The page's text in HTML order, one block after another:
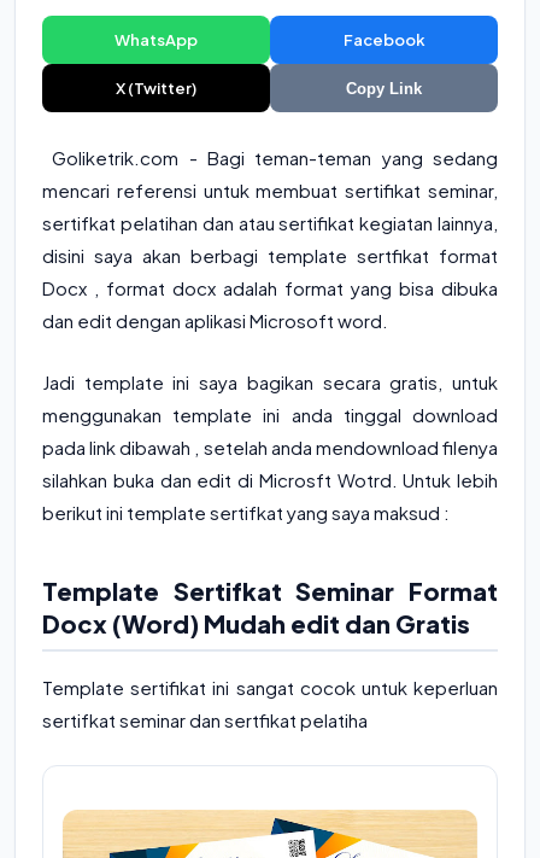
WhatsApp Facebook
X (Twitter) Copy Link
Goliketrik.com - Bagi teman-teman yang sedang
mencari referensi untuk membuat sertifikat seminar,
sertifkat pelatihan dan atau sertifikat kegiatan lainnya,
disini saya akan berbagi template sertfikat format
Docx , format docx adalah format yang bisa dibuka
dan edit dengan aplikasi Microsoft word.
Jadi template ini saya bagikan secara gratis, untuk
menggunakan template ini anda tinggal download
pada link dibawah , setelah anda mendownload filenya
silahkan buka dan edit di Microsft Wotrd. Untuk lebih
berikut ini template sertifkat yang saya maksud :
Template Sertifkat Seminar Format
Docx (Word) Mudah edit dan Gratis
Template sertifikat ini sangat cocok untuk keperluan
sertifkat seminar dan sertfikat pelatiha